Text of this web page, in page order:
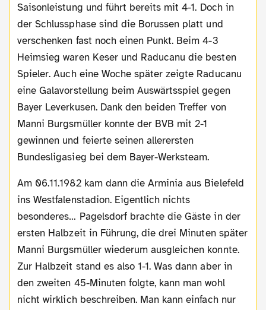
Saisonleistung und führt bereits mit 4-1. Doch in
der Schlussphase sind die Borussen platt und
verschenken fast noch einen Punkt. Beim 4-3
Heimsieg waren Keser und Raducanu die besten
Spieler. Auch eine Woche später zeigte Raducanu
eine Galavorstellung beim Auswärtsspiel gegen
Bayer Leverkusen. Dank den beiden Treffer von
Manni Burgsmüller konnte der BVB mit 2-1
gewinnen und feierte seinen allerersten
Bundesligasieg bei dem Bayer-Werksteam.
Am 06.11.1982 kam dann die Arminia aus Bielefeld
ins Westfalenstadion. Eigentlich nichts
besonderes… Pagelsdorf brachte die Gäste in der
ersten Halbzeit in Führung, die drei Minuten später
Manni Burgsmüller wiederum ausgleichen konnte.
Zur Halbzeit stand es also 1-1. Was dann aber in
den zweiten 45-Minuten folgte, kann man wohl
nicht wirklich beschreiben. Man kann einfach nur